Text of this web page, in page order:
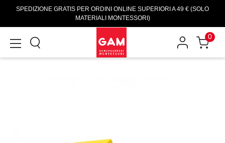
SPEDIZIONE GRATIS PER ORDINI ONLINE SUPERIORI A 49 € (SOLO
MATERIALI MONTESSORI)
0